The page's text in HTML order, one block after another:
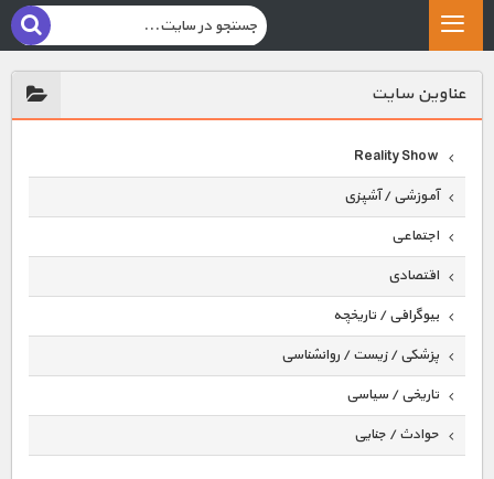
عناوين سايت
Reality Show
آموزشی / آشپزی
اجتماعی
اقتصادی
بیوگرافی / تاریخچه
پزشکی / زیست / روانشناسی
تاریخی / سیاسی
حوادث / جنایی